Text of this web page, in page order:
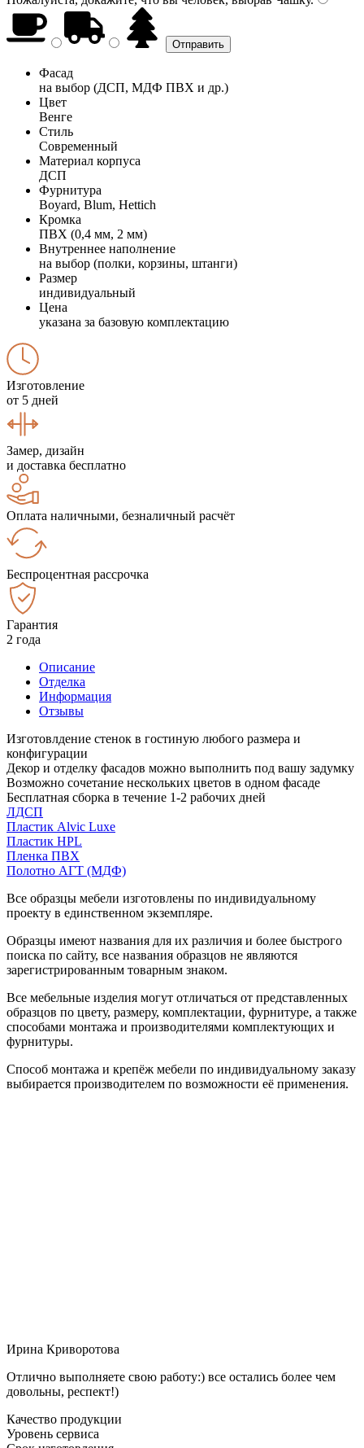
Фасад
на выбор (ДСП, МДФ ПВХ и др.)
Цвет
Венге
Стиль
Современный
Материал корпуса
ДСП
Фурнитура
Boyard, Blum, Hettich
Кромка
ПВХ (0,4 мм, 2 мм)
Внутреннее наполнение
на выбор (полки, корзины, штанги)
Размер
индивидуальный
Цена
указана за базовую комплектацию
Изготовление
от 5 дней
Замер, дизайн
и доставка бесплатно
Оплата наличными, безналичный расчёт
Беспроцентная рассрочка
Гарантия
2 года
Описание
Отделка
Информация
Отзывы
Изготовлдение стенок в гостиную любого размера и
конфигурации
Декор и отделку фасадов можно выполнить под вашу задумку
Возможно сочетание нескольких цветов в одном фасаде
Бесплатная сборка в течение 1-2 рабочих дней
ЛДСП
Пластик Alvic Luxe
Пластик HPL
Пленка ПВХ
Полотно АГТ (МДФ)
Все образцы мебели изготовлены по индивидуальному
проекту в единственном экземпляре.
Образцы имеют названия для их различия и более быстрого
поиска по сайту, все названия образцов не являются
зарегистрированным товарным знаком.
Все мебельные изделия могут отличаться от представленных
образцов по цвету, размеру, комплектации, фурнитуре, а также
способами монтажа и производителями комплектующих и
фурнитуры.
Способ монтажа и крепёж мебели по индивидуальному заказу
выбирается производителем по возможности её применения.
Ирина Криворотова
Отлично выполняете свою работу:) все остались более чем
довольны, респект!)
Качество продукции
Уровень сервиса